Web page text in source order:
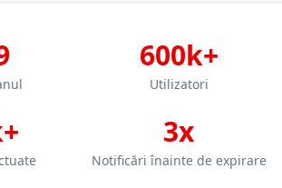
600k+
Utilizatori
3x
Notificări înainte de expirare